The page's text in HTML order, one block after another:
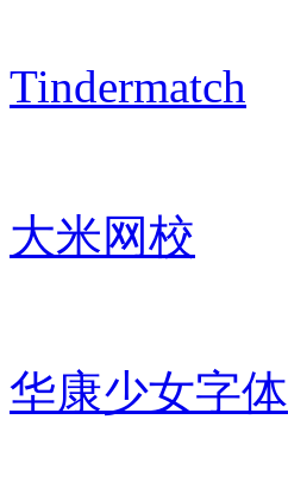
Tindermatch
大米网校
华康少女字体